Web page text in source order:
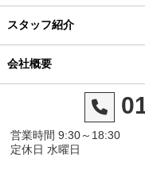
スタッフ紹介
会社概要
営業時間 9:30～18:30
定休日 水曜日